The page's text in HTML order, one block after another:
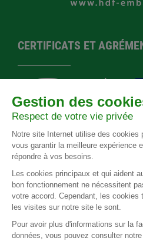
CERTIFICATS ET
F-588
NIMP 15
RÉSEAUX SOCIAUX